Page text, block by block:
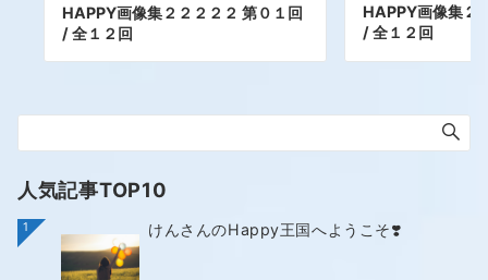
HAPPY画像集２２２２２ 第０１回
/ 全１２回
HAPPY画像集２
/ 全１２回
人気記事TOP10
1 けんさんのHappy王国へようこそ❣️